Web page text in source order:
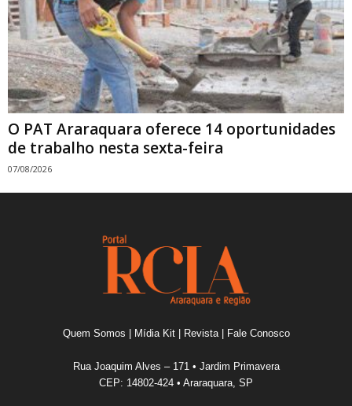
O PAT Araraquara oferece 14 oportunidades
de trabalho nesta sexta-feira
07/08/2026
Quem Somos Mídia Kit| Revista| Fale Conosco
Rua Joaquim Alves – 171 • Jardim Primavera
CEP: 14802-424 • Araraquara, SP